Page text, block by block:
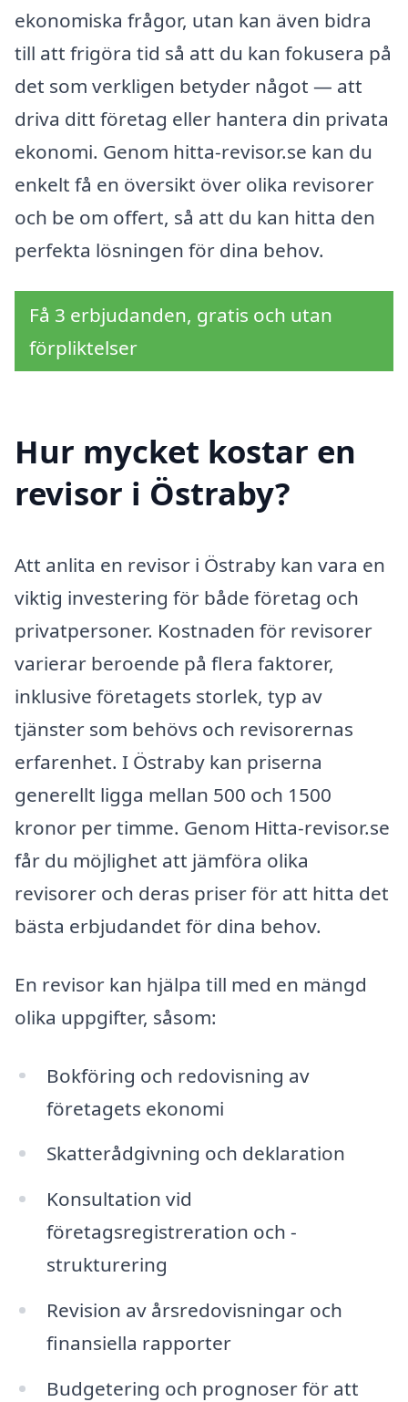
ekonomiska frågor, utan kan även bidra
till att frigöra tid så att du kan fokusera på
det som verkligen betyder något — att
driva ditt företag eller hantera din privata
ekonomi. Genom hitta-revisor.se kan du
enkelt få en översikt över olika revisorer
och be om offert, så att du kan hitta den
perfekta lösningen för dina behov.
Få 3 erbjudanden, gratis och utan
förpliktelser
Hur mycket kostar en
revisor i Östraby?
Att anlita en revisor i Östraby kan vara en
viktig investering för både företag och
privatpersoner. Kostnaden för revisorer
varierar beroende på flera faktorer,
inklusive företagets storlek, typ av
tjänster som behövs och revisorernas
erfarenhet. I Östraby kan priserna
generellt ligga mellan 500 och 1500
kronor per timme. Genom Hitta-revisor.se
får du möjlighet att jämföra olika
revisorer och deras priser för att hitta det
bästa erbjudandet för dina behov.
En revisor kan hjälpa till med en mängd
olika uppgifter, såsom:
Bokföring och redovisning av
företagets ekonomi
Skatterådgivning och deklaration
Konsultation vid
företagsregistreration och -
strukturering
Revision av årsredovisningar och
finansiella rapporter
Budgetering och prognoser för att